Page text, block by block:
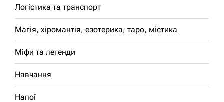
Логістика та транспорт
Магія, хіромантія, езотерика, таро, містика
Міфи та легенди
Навчання
Напої